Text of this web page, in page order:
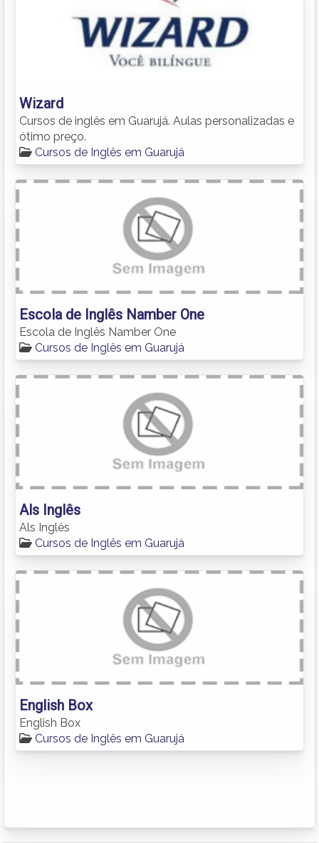
Wizard
Cursos de inglês em Guarujá. Aulas personalizadas e
ótimo preço.
Cursos de Inglês em Guarujá
Escola de Inglês Namber One
Escola de Inglês Namber One
Cursos de Inglês em Guarujá
Als Inglês
Als Inglês
Cursos de Inglês em Guarujá
English Box
English Box
Cursos de Inglês em Guarujá